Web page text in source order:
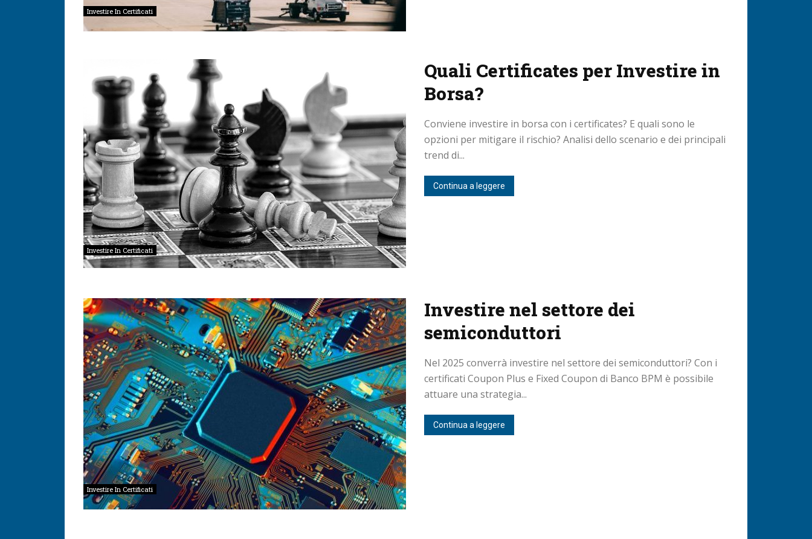
Investire In Certificati
Investire In Certificati
Quali Certificates per Investire in
Borsa?
Conviene investire in borsa con i certificates? E quali sono le
opzioni per mitigare il rischio? Analisi dello scenario e dei principali
trend di...
Continua a leggere
Investire In Certificati
Investire nel settore dei
semiconduttori
Nel 2025 converrà investire nel settore dei semiconduttori? Con i
certificati Coupon Plus e Fixed Coupon di Banco BPM è possibile
attuare una strategia...
Continua a leggere